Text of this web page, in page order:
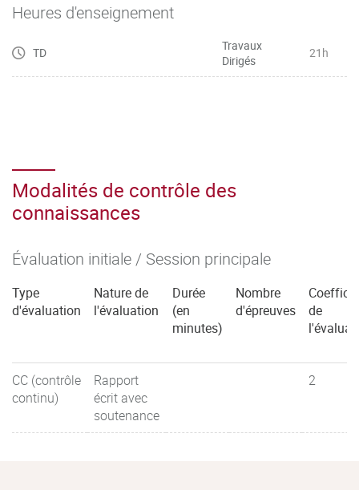
Heures d'enseignement
TD
Travaux
Dirigés
21h
Modalités de contrôle des
connaissances
Évaluation initiale / Session principale
Type
d'évaluation
Nature de
l'évaluation
Durée
(en
minutes)
Nombre
d'épreuves
de
CC (contrôle
continu)
Rapport
écrit avec
soutenance
2